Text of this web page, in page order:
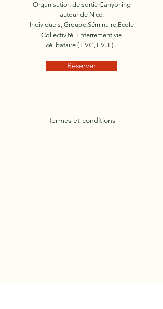
Organisation de sortie Canyoning
autour de Nice.
Individuels, Groupe,Séminaire,Ecole
Collectivité, Enterrement vie
célibataire ( EVG, EVJF)...
Réserver
Termes et conditions